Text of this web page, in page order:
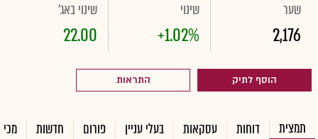
שער
2,176
שינוי
+1.02%
שינוי באג'
22.00
הוסף לתיק התראות
תמצית דוחות עסקאות בעלי עניין פורום חדשות